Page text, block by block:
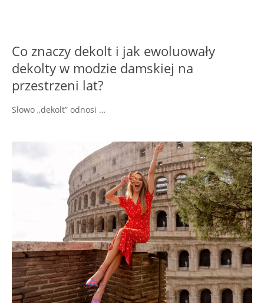
Co znaczy dekolt i jak ewoluowały
dekolty w modzie damskiej na
przestrzeni lat?
Słowo „dekolt” odnosi …